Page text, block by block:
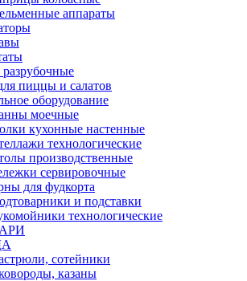
аппараты
пиццы и салатов
оборудование
моечные
кухонные настенные
технологические
производственные
сервировочные
для фудкорта
и подставки
технологические
сотейники
казаны